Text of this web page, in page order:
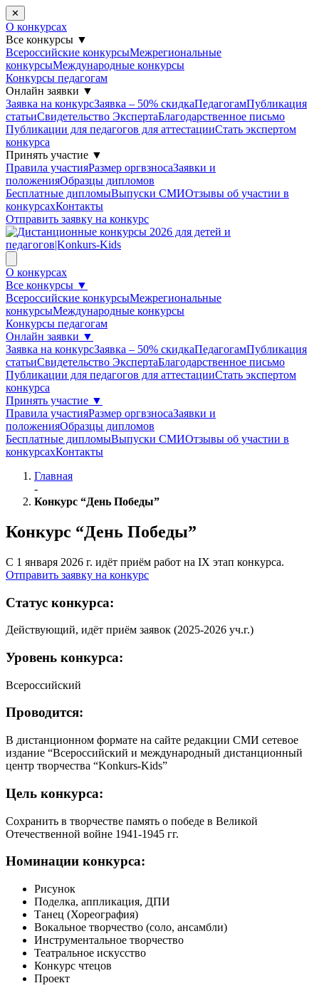
✕
О конкурсах
Все конкурсы ▼
Всероссийские конкурсыМежрегиональные
конкурсыМеждународные конкурсы
Конкурсы педагогам
Онлайн заявки ▼
Заявка на конкурсЗаявка – 50% скидкаПедагогамПубликация
статьиСвидетельство ЭкспертаБлагодарcтвенное письмо
Публикации для педагогов для аттестацииСтать экспертом
конкурса
Принять участие ▼
Правила участияРазмер оргвзносаЗаявки и
положенияОбразцы дипломов
Бесплатные дипломыВыпуски СМИОтзывы об участии в
конкурсахКонтакты
Отправить заявку на конкурс
О конкурсах
Все конкурсы ▼
Всероссийские конкурсыМежрегиональные
конкурсыМеждународные конкурсы
Конкурсы педагогам
Онлайн заявки ▼
Заявка на конкурсЗаявка – 50% скидкаПедагогамПубликация
статьиСвидетельство ЭкспертаБлагодарcтвенное письмо
Публикации для педагогов для аттестацииСтать экспертом
конкурса
Принять участие ▼
Правила участияРазмер оргвзносаЗаявки и
положенияОбразцы дипломов
Бесплатные дипломыВыпуски СМИОтзывы об участии в
конкурсахКонтакты
Главная
-
Конкурс “День Победы”
Конкурс “День Победы”
С 1 января 2026 г. идёт приём работ на IX этап конкурса.
Отправить заявку на конкурс
Статус конкурса:
Действующий, идёт приём заявок (2025-2026 уч.г.)
Уровень конкурса:
Всероссийский
Проводится:
В дистанционном формате на сайте редакции СМИ сетевое
издание “Всероссийский и международный дистанционный
центр творчества “Konkurs-Kids”
Цель конкурса:
Сохранить в творчестве память о победе в Великой
Отечественной войне 1941-1945 гг.
Номинации конкурса:
Рисунок
Поделка, аппликация, ДПИ
Танец (Хореография)
Вокальное творчество (соло, ансамбли)
Инструментальное творчество
Театральное искусство
Конкурс чтецов
Проект